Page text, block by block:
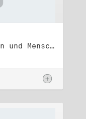
Titel: Initiative Frieden und Menschenrechte (2)